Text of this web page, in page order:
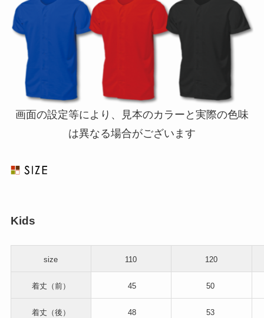
画面の設定等により、見本のカラーと実際の色味
は異なる場合がございます
Kids
size 110 120
着丈（前） 45 50
着丈（後） 48 53